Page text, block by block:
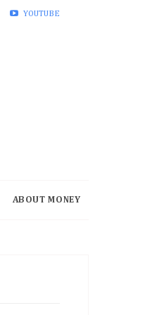
YOUTUBE
ABOUT MONEY